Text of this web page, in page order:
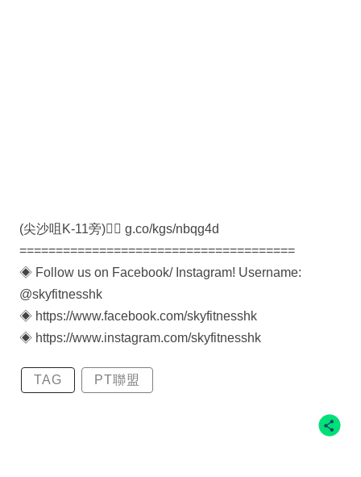
(尖沙咀K-11旁)👉🏻 g.co/kgs/nbqg4d
======================================
◈ Follow us on Facebook/ Instagram! Username:
@skyfitnesshk
◈ https://www.facebook.com/skyfitnesshk
◈ https://www.instagram.com/skyfitnesshk
TAG PT聯盟